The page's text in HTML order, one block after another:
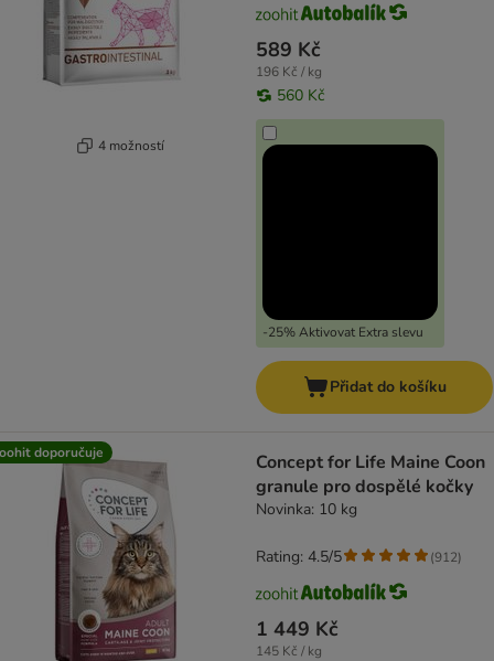
4 možností
589 Kč
196 Kč / kg
560 Kč
-25% Aktivovat Extra slevu
Přidat do košíku
doporučuje
Concept for Life Maine Coon
granule pro dospělé kočky
Novinka: 10 kg
1 449 Kč
145 Kč / kg
Rating: 4.5/5 (912)